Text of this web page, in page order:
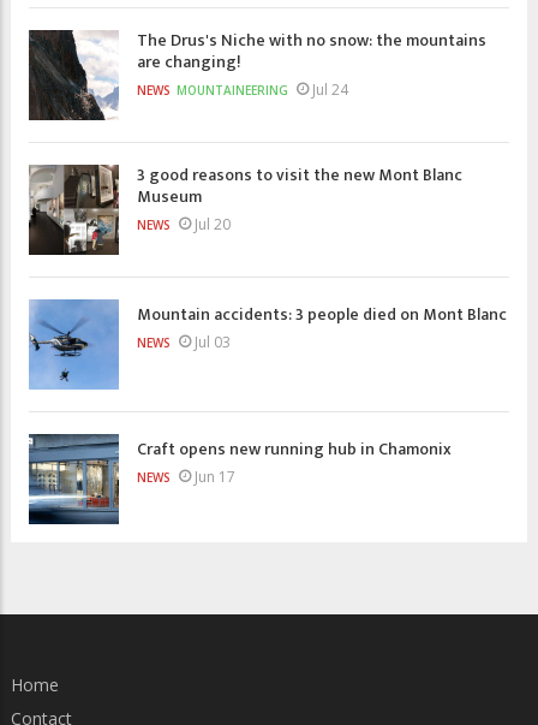
The Drus's Niche with no snow: the mountains
are changing!
NEWS MOUNTAINEERING Jul 24
3 good reasons to visit the new Mont Blanc
Museum
NEWS Jul 20
Mountain accidents: 3 people died on Mont Blanc
NEWS Jul 03
Craft opens new running hub in Chamonix
NEWS Jun 17
Home
Contact